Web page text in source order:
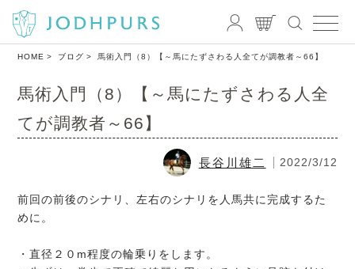
HOME ブログ 馬術入門（8）【～馬にたずさわる人全てが調教者～66】
馬術入門（8）【～馬にたずさわる人全
てが調教者～66】
長谷川雄二 2022/3/12
前回の前後のシナリ、左右のシナリを人馬共に完成するた
めに。
・直径２０m程度の輪乗りをします。